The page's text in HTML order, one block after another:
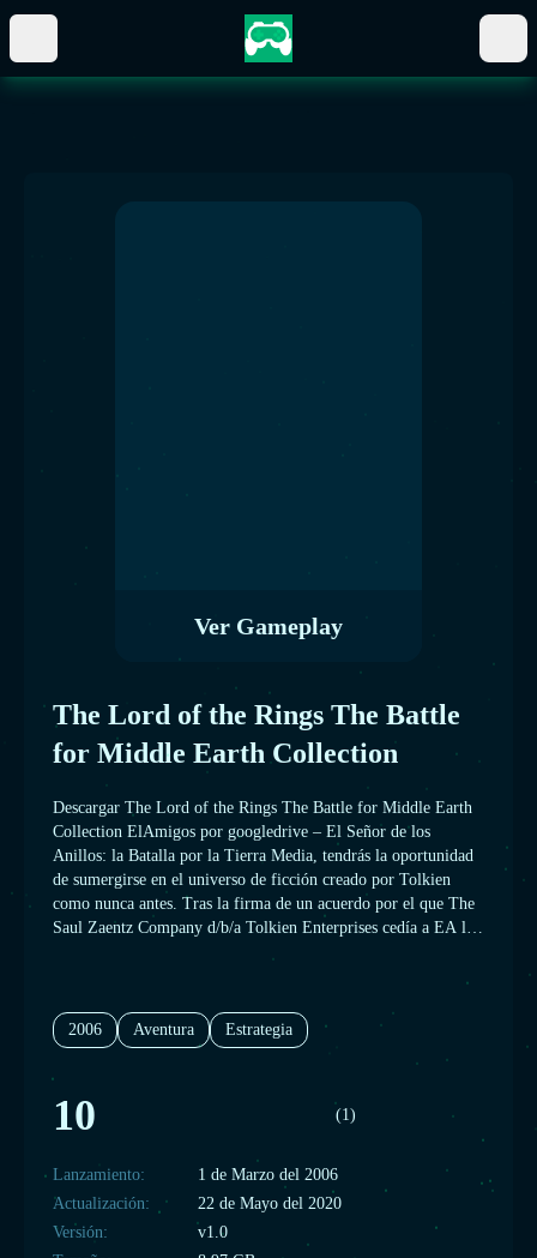
Ver Gameplay
The Lord of the Rings The Battle
for Middle Earth Collection
Descargar The Lord of the Rings The Battle for Middle Earth
Collection ElAmigos por googledrive – El Señor de los
Anillos: la Batalla por la Tierra Media, tendrás la oportunidad
de sumergirse en el universo de ficción creado por Tolkien
como nunca antes. Tras la firma de un acuerdo por el que The
Saul Zaentz Company d/b/a Tolkien Enterprises cedía a EA los
explorados por EA hasta la fecha.
2006 Aventura Estrategia
10 (1)
Lanzamiento:
1 de Marzo del 2006
Actualización:
22 de Mayo del 2020
Versión:
v1.0